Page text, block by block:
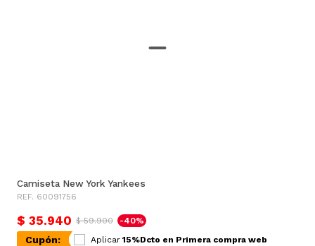
Camiseta New York Yankees
REF. 60091756
$ 35.940 $ 59.900 -40%
Cupón: Aplicar 15%Dcto en Primera compra web